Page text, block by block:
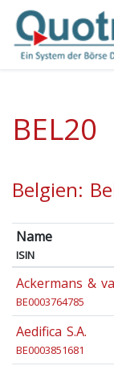
BEL20
Belgien:
Name
ISIN
Ackermans &
BE0003764785
Aedifica S.A.
BE0003851681